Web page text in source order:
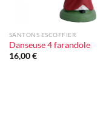
SANTONS ESCOFFIER
Danseuse 4 farandole
16,00€